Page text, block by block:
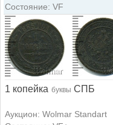
Состояние: VF
1 копейка буквы СПБ
Аукцион: Wolmar Standart